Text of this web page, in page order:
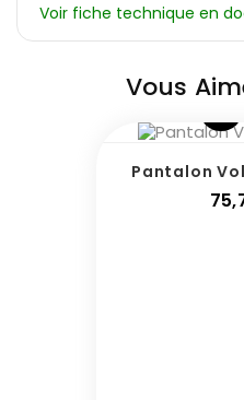
Voir fiche technique en
Vous
Pantalon